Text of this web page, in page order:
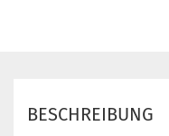
BESCHREIBUNG